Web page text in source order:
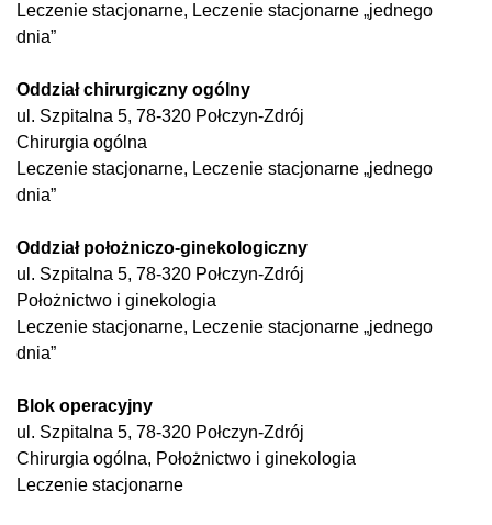
Leczenie stacjonarne, Leczenie stacjonarne „jednego
dnia”
Oddział chirurgiczny ogólny
ul. Szpitalna 5, 78-320 Połczyn-Zdrój
Chirurgia ogólna
Leczenie stacjonarne, Leczenie stacjonarne „jednego
dnia”
Oddział położniczo-ginekologiczny
ul. Szpitalna 5, 78-320 Połczyn-Zdrój
Położnictwo i ginekologia
Leczenie stacjonarne, Leczenie stacjonarne „jednego
dnia”
Blok operacyjny
ul. Szpitalna 5, 78-320 Połczyn-Zdrój
Chirurgia ogólna, Położnictwo i ginekologia
Leczenie stacjonarne